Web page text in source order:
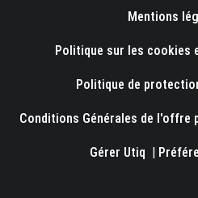
Mentions
Politique sur les cookies
Politique de
Conditions Générales de l'offre
Gérer Utiq |